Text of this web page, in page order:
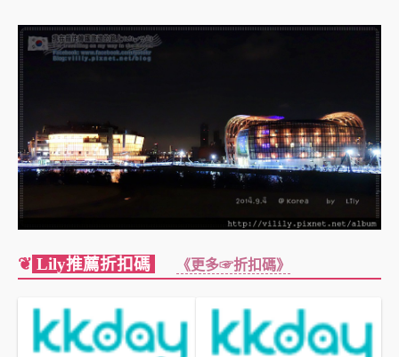
❦ Lily推薦折扣碼 《更多☞折扣碼》